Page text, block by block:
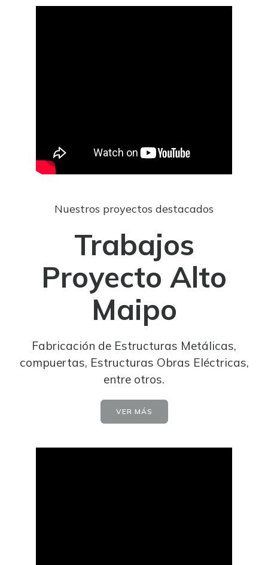
Nuestros proyectos destacados
Trabajos
Proyecto Alto
Maipo
Fabricación de Estructuras Metálicas,
compuertas, Estructuras Obras Eléctricas,
entre otros.
VER MÁS